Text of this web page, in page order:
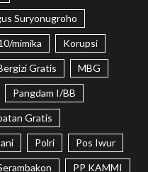
Suryonugroho
mimika Korupsi
Gratis MBG
Pangdam I/BB
Gratis
Polri Pos Iwur
PP KAMMI